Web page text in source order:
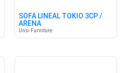
SOFÁ LINEAL TOKIO 3CP /
ARENA
Unsi Furniture